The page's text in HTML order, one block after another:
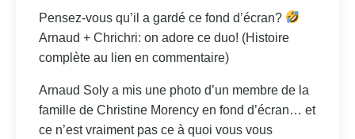
Pensez-vous qu’il a gardé ce fond d’écran?
Arnaud + Chrichri: on adore ce duo! (Histoire
complète au lien en commentaire)
Arnaud Soly a mis une photo d’un membre de la
famille de Christine Morency en fond d’écran… et
ce n’est vraiment pas ce à quoi vous vous